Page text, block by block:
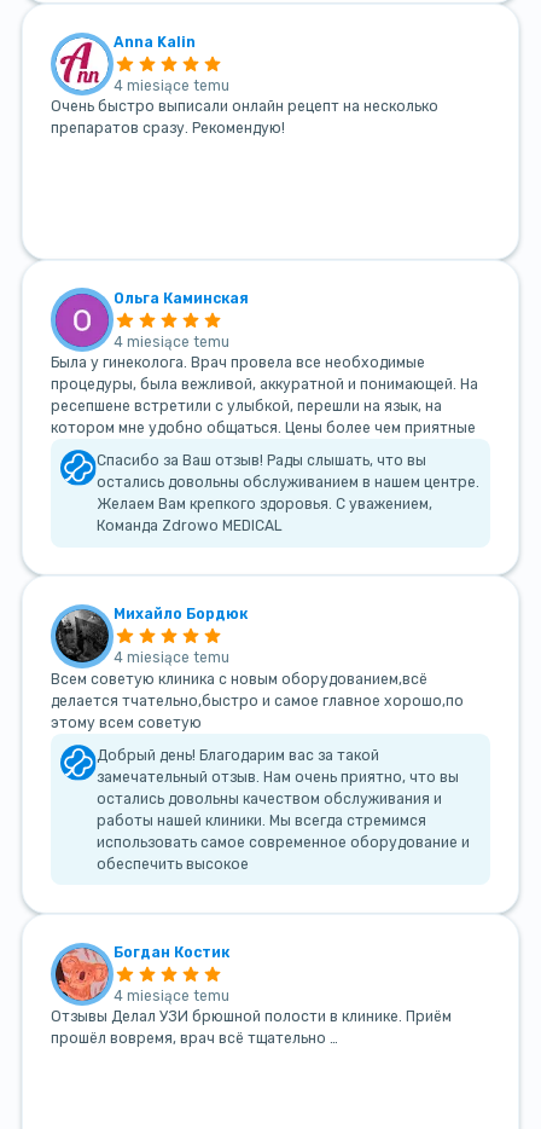
Anna Kalin
4 miesiące temu
Очень быстро выписали онлайн рецепт на несколько
препаратов сразу. Рекомендую!
Ольга Каминская
4 miesiące temu
Была у гинеколога. Врач провела все необходимые
процедуры, была вежливой, аккуратной и понимающей. На
ресепшене встретили с улыбкой, перешли на язык, на
котором мне удобно общаться. Цены более чем приятные
Спасибо за Ваш отзыв! Рады слышать, что вы
остались довольны обслуживанием в нашем центре.
Желаем Вам крепкого здоровья. С уважением,
Команда Zdrowo MEDICAL
Михайло Бордюк
4 miesiące temu
Всем советую клиника с новым оборудованием,всё
делается тчательно,быстро и самое главное хорошо,по
этому всем советую
Добрый день! Благодарим вас за такой
замечательный отзыв. Нам очень приятно, что вы
остались довольны качеством обслуживания и
работы нашей клиники. Мы всегда стремимся
использовать самое современное оборудование и
обеспечить высокое
Богдан Костик
4 miesiące temu
Отзывы Делал УЗИ брюшной полости в клинике. Приём
прошёл вовремя, врач всё тщательно …